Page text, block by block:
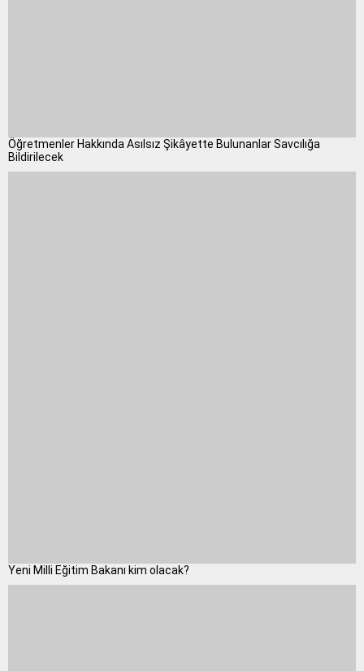
Öğretmenler Hakkında Asılsız Şikâyette Bulunanlar Savcılığa
Bildirilecek
Yeni Milli Eğitim Bakanı kim olacak?